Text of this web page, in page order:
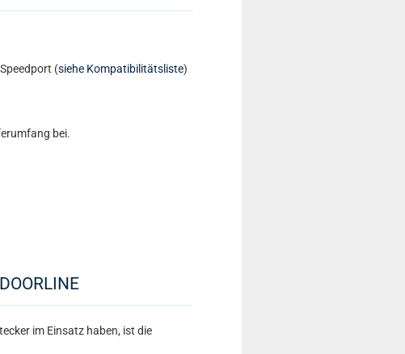
(siehe Kompatibilitätsliste)
bei.
im Einsatz haben, ist die